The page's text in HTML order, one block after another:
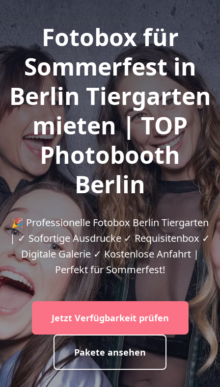
Fotobox für
Sommerfest in
Berlin Tiergarten
mieten | TOP
Photobooth
Berlin
🎉 Professionelle Fotobox Berlin Tiergarten
| ✓ Sofortige Ausdrucke ✓ Requisitenbox ✓
Digitale Galerie ✓ Kostenlose Anfahrt |
Perfekt für Sommerfest!
Jetzt Verfügbarkeit prüfen
Pakete ansehen